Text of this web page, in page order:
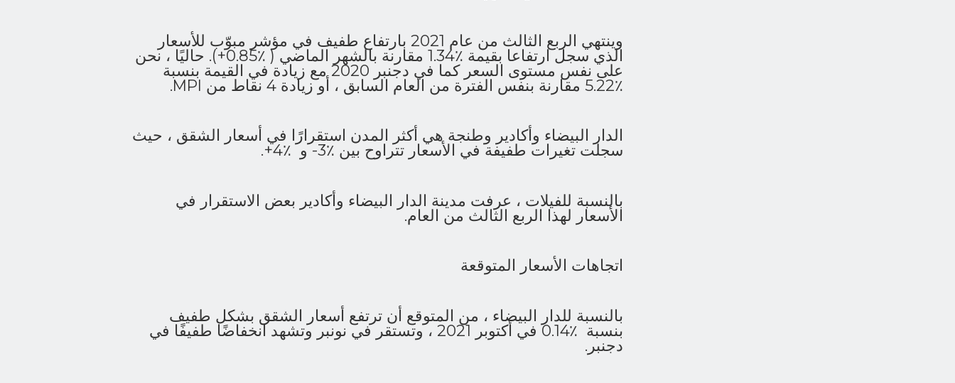
وينتهي الربع الثالث من عام 2021 بارتفاع طفيف في مؤشر مبوّب للأسعار
الذي سجل ارتفاعا بقيمة ٪1.34 مقارنة بالشهر الماضي ( ٪0.85+). حاليًا ، نحن
على نفس مستوى السعر كما في دجنبر 2020 مع زيادة في القيمة بنسبة
٪5.22 مقارنة بنفس الفترة من العام السابق ، أو زيادة 4 نقاط من MPI.
الدار البيضاء وأكادير وطنجة هي أكثر المدن استقرارًا في أسعار الشقق ، حيث
سجلت تغيرات طفيفة في الأسعار تتراوح بين ٪3- و ٪4+.
بالنسبة للفيلات ، عرفت مدينة الدار البيضاء وأكادير بعض الاستقرار في
الأسعار لهذا الربع الثالث من العام.
اتجاهات الأسعار المتوقعة
بالنسبة للدار البيضاء ، من المتوقع أن ترتفع أسعار الشقق بشكل طفيف
بنسبة ٪0.14 في أكتوبر 2021 ، وتستقر في نونبر وتشهد انخفاضًا طفيفًا في
دجنبر.